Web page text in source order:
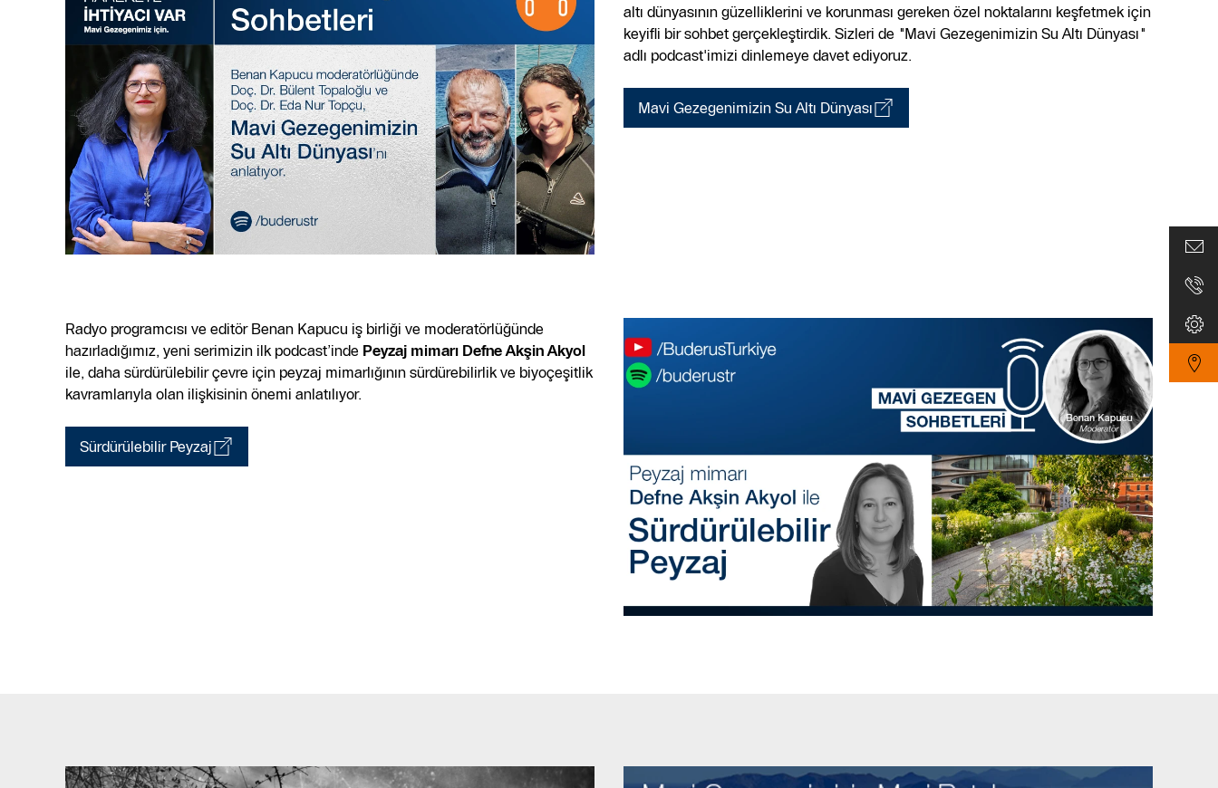
altı dünyasının güzelliklerini ve korunması gereken özel noktalarını keşfetmek için
keyifli bir sohbet gerçekleştirdik. Sizleri de "Mavi Gezegenimizin Su Altı Dünyası"
adlı podcast'imizi dinlemeye davet ediyoruz.
Mavi Gezegenimizin Su Altı Dünyası
Radyo programcısı ve editör Benan Kapucu iş birliği ve moderatörlüğünde
hazırladığımız, yeni serimizin ilk podcast’inde Peyzaj mimarı Defne Akşin Akyol
ile, daha sürdürülebilir çevre için peyzaj mimarlığının sürdürebilirlik ve biyoçeşitlik
kavramlarıyla olan ilişkisinin önemi anlatılıyor.
Sürdürülebilir Peyzaj